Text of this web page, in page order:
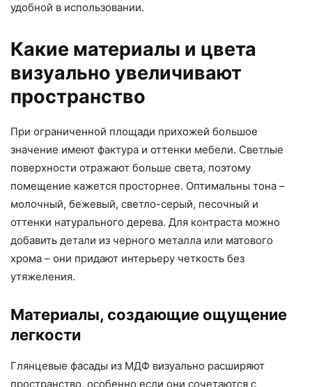
удобной в использовании.
Какие материалы и цвета
визуально увеличивают
пространство
При ограниченной площади прихожей большое
значение имеют фактура и оттенки мебели. Светлые
поверхности отражают больше света, поэтому
помещение кажется просторнее. Оптимальны тона –
молочный, бежевый, светло-серый, песочный и
оттенки натурального дерева. Для контраста можно
добавить детали из черного металла или матового
хрома – они придают интерьеру четкость без
утяжеления.
Материалы, создающие ощущение
легкости
Глянцевые фасады из МДФ визуально расширяют
пространство, особенно если они сочетаются с